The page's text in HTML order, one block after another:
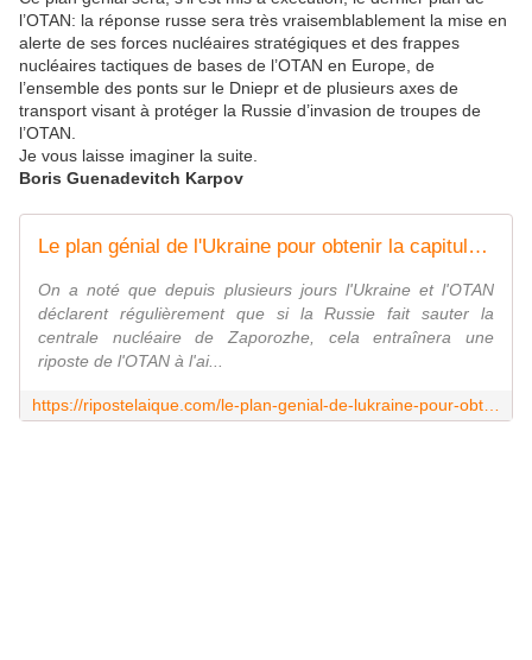
l’OTAN: la réponse russe sera très vraisemblablement la mise en
alerte de ses forces nucléaires stratégiques et des frappes
nucléaires tactiques de bases de l’OTAN en Europe, de
l’ensemble des ponts sur le Dniepr et de plusieurs axes de
transport visant à protéger la Russie d’invasion de troupes de
l’OTAN.
Je vous laisse imaginer la suite.
Boris Guenadevitch Karpov
Le plan génial de l'Ukraine pour obtenir la capitulation de la Russie
On a noté que depuis plusieurs jours l'Ukraine et l'OTAN
déclarent régulièrement que si la Russie fait sauter la
centrale nucléaire de Zaporozhe, cela entraînera une
riposte de l'OTAN à l'ai...